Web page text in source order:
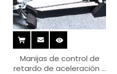
Manijas de control de
retardo de aceleración y